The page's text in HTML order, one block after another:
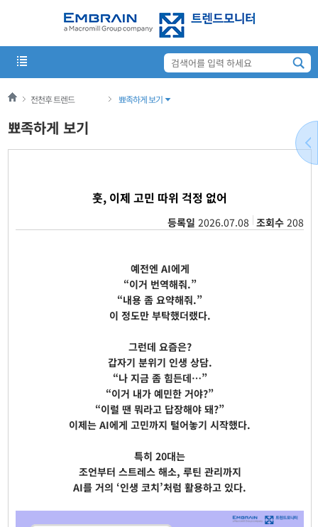
전천후 트렌드 뾰족하게 보기
뾰족하게 보기
훗, 이제 고민 따위 걱정 없어
등록일 2026.07.08 조회수 208
예전엔 AI에게
“이거 번역해줘.”
“내용 좀 요약해줘.”
이 정도만 부탁했더랬다.
그런데 요즘은?
갑자기 분위기 인생 상담.
“나 지금 좀 힘든데…”
“이거 내가 예민한 거야?”
“이럴 땐 뭐라고 답장해야 돼?”
이제는 AI에게 고민까지 털어놓기 시작했다.
특히 20대는
조언부터 스트레스 해소, 루틴 관리까지
AI를 거의 ‘인생 코치’처럼 활용하고 있다.